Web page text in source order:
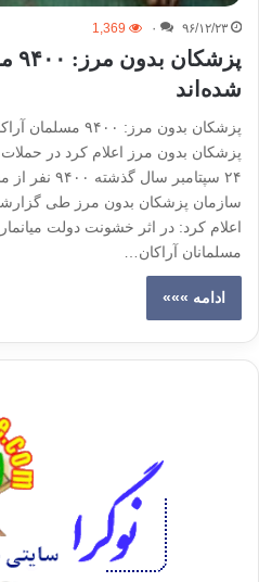
۹۶/۱۲/۲۳ ۰ 1,369
شده‌اند
پزشکان بدون مرز:
۲۴ سپتامبر
سازمان پزشکان بدون مرز طی
اعلام کرد: در اثر خشونت دولت
مسلمانان آراکان…
ادامه »»»